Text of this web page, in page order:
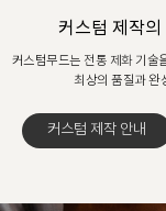
커스텀 제작
커스텀무드는 전통 제화 기술
최상의 품질과 완
커스텀 제작 안내